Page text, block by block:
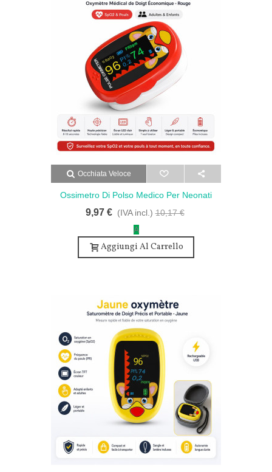
Occhiata Veloce
Ossimetro Di Polso Medico Per Neonati
Misuratore Di Saturazione - Pulsossimetro
Medicale Da Dito Economico - Rosso
9,97 € (IVA incl.) 10,17 €
A
Aggiungi Al Carrello